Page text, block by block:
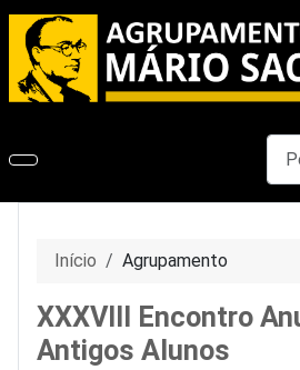
Início Agrupamento
XXXVIII Encontro
Antigos Alunos